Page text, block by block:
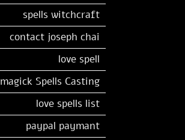
spells witchcraft
contact joseph chai
love spell
magick Spells Casting
love spells list
paypal paymant